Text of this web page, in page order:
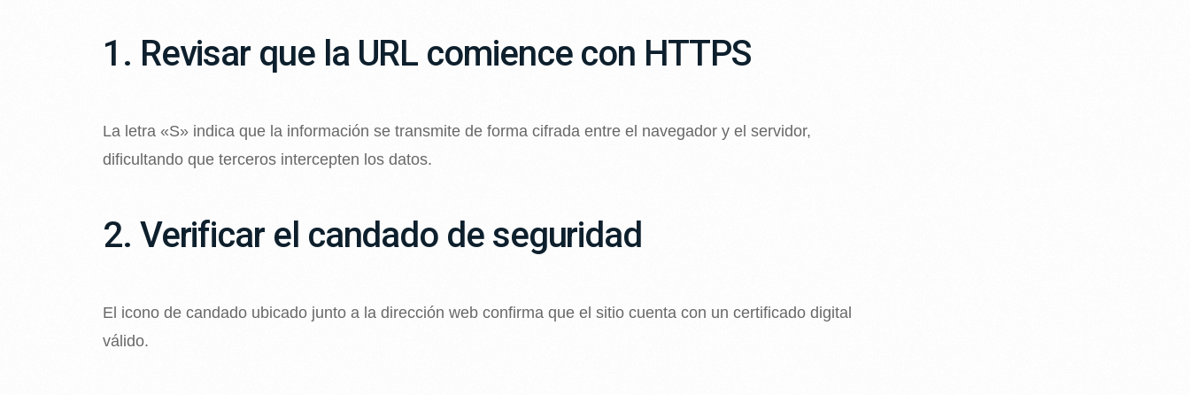
1. Revisar que la URL comience con HTTPS
La letra «S» indica que la información se transmite de forma cifrada entre el navegador y el servidor,
dificultando que terceros intercepten los datos.
2. Verificar el candado de seguridad
El icono de candado ubicado junto a la dirección web confirma que el sitio cuenta con un certificado digital
válido.